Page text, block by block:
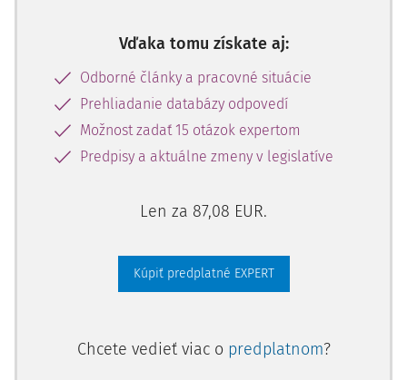
Vďaka tomu získate aj:
Odborné články a pracovné situácie
Prehliadanie databázy odpovedí
Možnost zadať 15 otázok expertom
Predpisy a aktuálne zmeny v legislatíve
Len za 87,08 EUR.
Kúpiť predplatné EXPERT
Chcete vedieť viac o predplatnom?